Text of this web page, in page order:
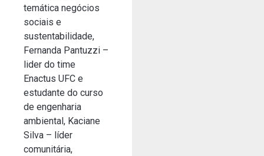
temática negócios
sociais e
sustentabilidade,
Fernanda Pantuzzi –
lider do time
Enactus UFC e
estudante do curso
de engenharia
ambiental, Kaciane
Silva – líder
comunitária,